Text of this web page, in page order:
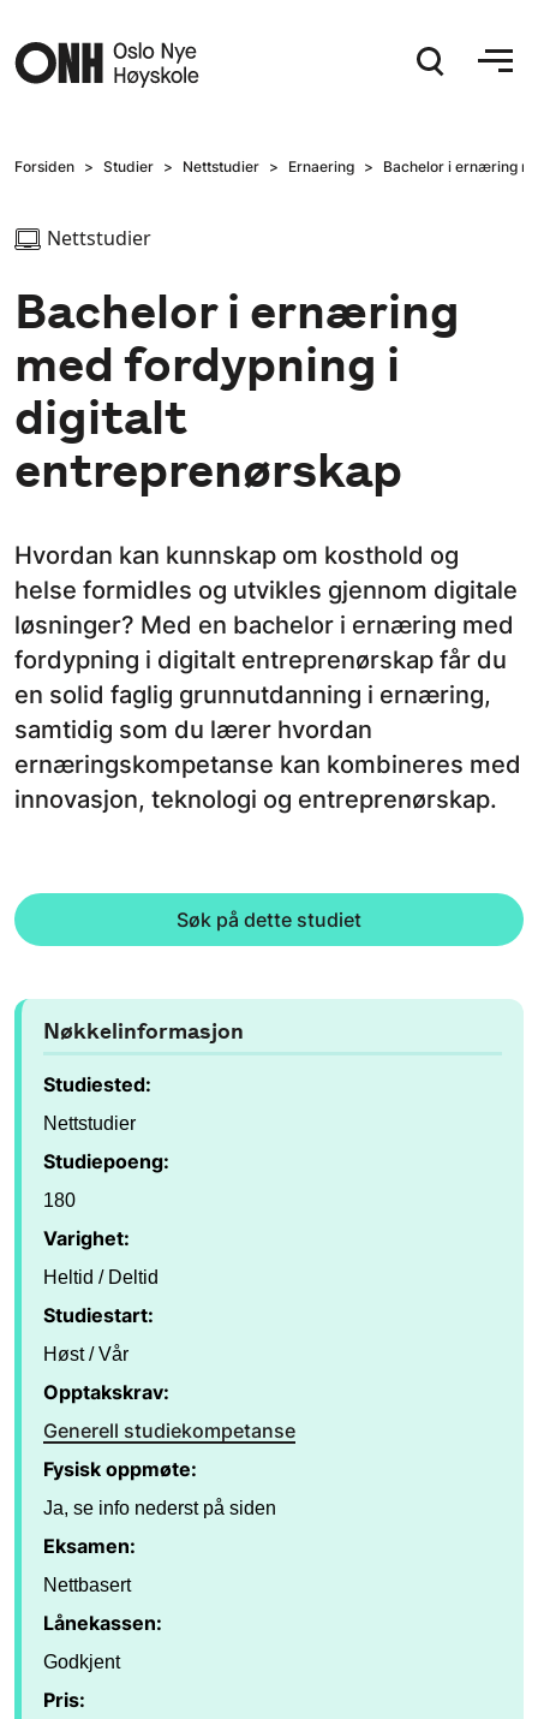
Forsiden Studier Nettstudier Ernaering Bachelor i ernæring
Nettstudier
Bachelor i ernæring
med fordypning i
digitalt
entreprenørskap
Hvordan kan kunnskap om kosthold og
helse formidles og utvikles gjennom digitale
løsninger? Med en bachelor i ernæring med
fordypning i digitalt entreprenørskap får du
en solid faglig grunnutdanning i ernæring,
samtidig som du lærer hvordan
ernæringskompetanse kan kombineres med
innovasjon, teknologi og entreprenørskap.
Søk på dette studiet
Nøkkelinformasjon
Studiested:
Nettstudier
Studiepoeng:
180
Varighet:
Heltid / Deltid
Studiestart:
Høst / Vår
Opptakskrav:
Generell studiekompetanse
Fysisk oppmøte:
Ja, se info nederst på siden
Eksamen:
Nettbasert
Lånekassen:
Godkjent
Pris: